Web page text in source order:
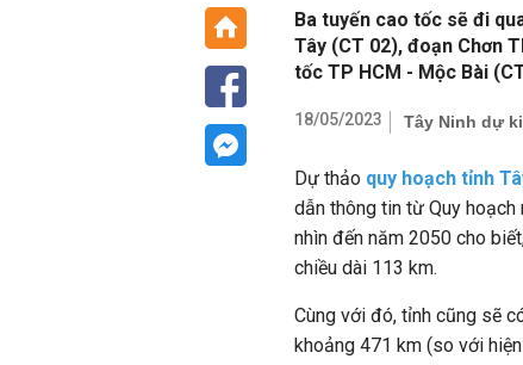
Ba tuyến cao tốc sẽ đi
Tây (CT 02), đoạn Chơn
tốc TP HCM - Mộc Bài
18/05/2023 Tây Ninh dự
Dự thảo quy hoạch tỉnh
dẫn thông tin từ Quy
nhìn đến năm 2050 cho
chiều dài 113 km.
Cùng với đó, tỉnh cũng sẽ
khoảng 471 km (so với